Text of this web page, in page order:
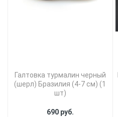
Галтовка турмалин черный
(шерл) Бразилия (4-7 см) (1
шт)
690 руб.